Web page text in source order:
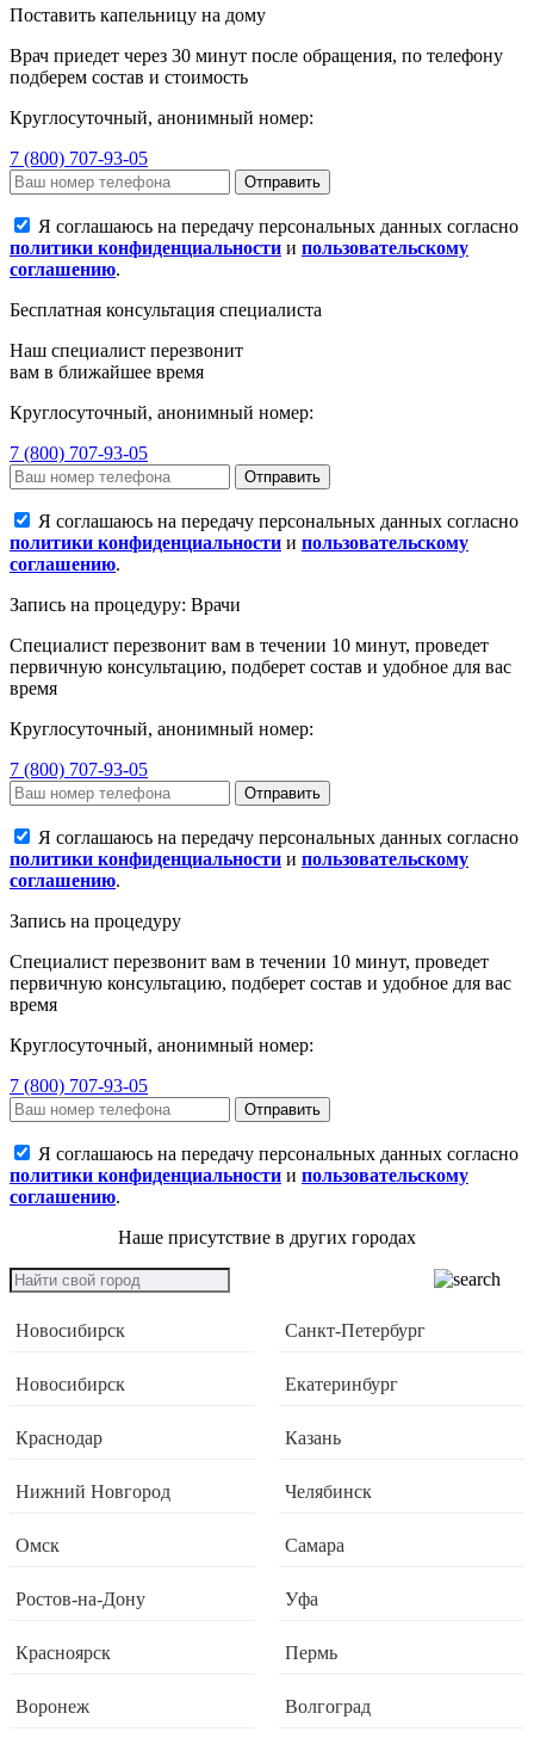
Поставить капельницу на дому
Врач приедет через 30 минут после обращения, по телефону
подберем состав и стоимость
Круглосуточный, анонимный номер:
7 (800) 707-93-05
Отправить
Я соглашаюсь на передачу персональных данных согласно
политики конфиденциальности и пользовательскому
соглашению.
Бесплатная консультация специалиста
Наш специалист перезвонит
вам в ближайшее время
Круглосуточный, анонимный номер:
7 (800) 707-93-05
Отправить
Я соглашаюсь на передачу персональных данных согласно
политики конфиденциальности и пользовательскому
соглашению.
Запись на процедуру: Врачи
Специалист перезвонит вам в течении 10 минут, проведет
первичную консультацию, подберет состав и удобное для вас
время
Круглосуточный, анонимный номер:
7 (800) 707-93-05
Отправить
Я соглашаюсь на передачу персональных данных согласно
политики конфиденциальности и пользовательскому
соглашению.
Запись на процедуру
Специалист перезвонит вам в течении 10 минут, проведет
первичную консультацию, подберет состав и удобное для вас
время
Круглосуточный, анонимный номер:
7 (800) 707-93-05
Отправить
Я соглашаюсь на передачу персональных данных согласно
политики конфиденциальности и пользовательскому
соглашению.
Наше присутствие в других городах
Новосибирск Санкт-Петербург
Новосибирск Екатеринбург
Краснодар Казань
Нижний Новгород Челябинск
Омск Самара
Ростов-на-Дону Уфа
Красноярск Пермь
Воронеж Волгоград